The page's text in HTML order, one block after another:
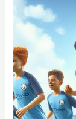
¿Cómo
ser
ojeador
profesional?